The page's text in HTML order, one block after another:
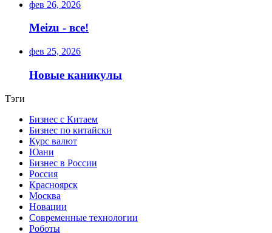
фев 26, 2026
Meizu - все!
фев 25, 2026
Новые каникулы
Тэги
Бизнес с Китаем
Бизнес по китайски
Курс валют
Юани
Бизнес в России
Россия
Красноярск
Москва
Новации
Современные технологии
Роботы